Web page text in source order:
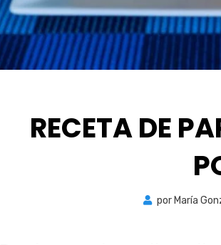
RECETA DE
por María